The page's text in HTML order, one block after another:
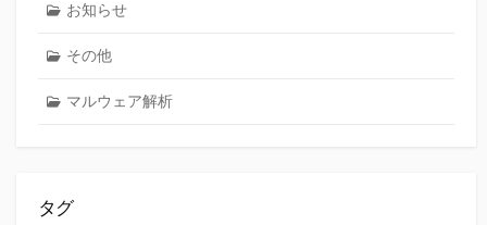
お知らせ
その他
マルウェア解析
タグ